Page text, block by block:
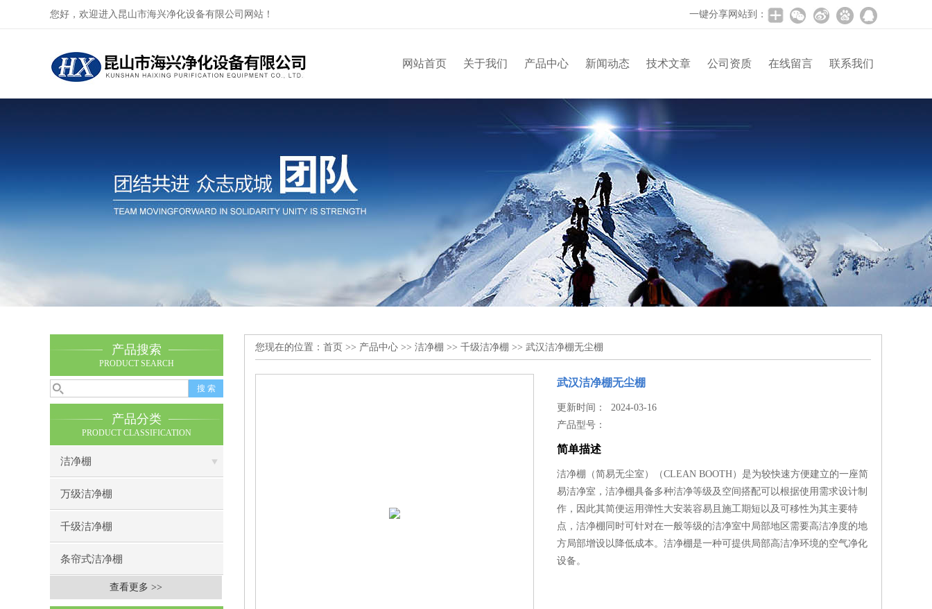
您好，欢迎进入昆山市海兴净化设备有限公司网站！ 一键分享网站到：
网站首页 关于我们 产品中心 新闻动态 技术文章 公司资质 在线留言 联系我们
产品搜索
PRODUCT SEARCH
产品分类
PRODUCT CLASSIFICATION
洁净棚
万级洁净棚
千级洁净棚
条帘式洁净棚
查看更多 >>
您现在的位置： 首页 >> 产品中心 >> 洁净棚 >> 千级洁净棚 >> 武汉洁净棚无尘棚
武汉洁净棚无尘棚
更新时间： 2024-03-16
产品型号：
简单描述
洁净棚（简易无尘室）（CLEAN BOOTH）是为较快速方便建立的一座简
易洁净室，洁净棚具备多种洁净等级及空间搭配可以根据使用需求设计制
作，因此其简便运用弹性大安装容易且施工期短以及可移性为其主要特
点，洁净棚同时可针对在一般等级的洁净室中局部地区需要高洁净度的地
方局部增设以降低成本。洁净棚是一种可提供局部高洁净环境的空气净化
设备。